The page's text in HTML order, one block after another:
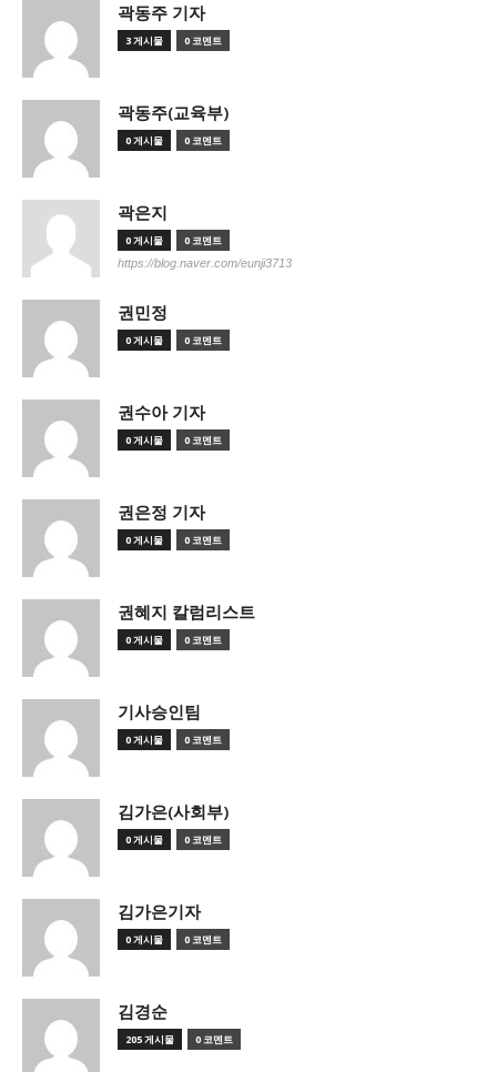
곽동주 기자
3 게시물 0 코멘트
곽동주(교육부)
0 게시물 0 코멘트
곽은지
0 게시물 0 코멘트
https://blog.naver.com/eunji3713
권민정
0 게시물 0 코멘트
권수아 기자
0 게시물 0 코멘트
권은정 기자
0 게시물 0 코멘트
권혜지 칼럼리스트
0 게시물 0 코멘트
기사승인팀
0 게시물 0 코멘트
김가은(사회부)
0 게시물 0 코멘트
김가은기자
0 게시물 0 코멘트
김경순
205 게시물 0 코멘트